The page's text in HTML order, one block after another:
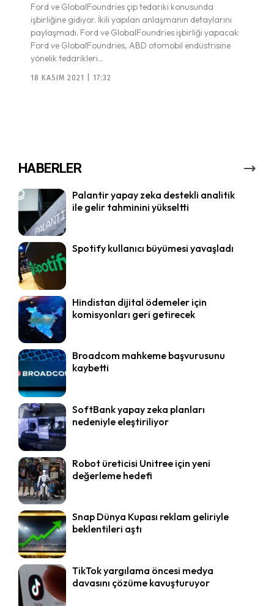
Ford ve GlobalFoundries çip tedariki konusunda
işbirliğine gidiyor. İkili yapılan anlaşmanın detaylarını
paylaşmadı. Ford ve GlobalFoundries işbirliği yapacak
Ford ve GlobalFoundries, ABD otomobil endüstrisine
yönelik tedarikleri...
18 KASIM 2021 | 17:32
HABERLER
Palantir yapay zeka destekli analitik
ile gelir tahminini yükseltti
Spotify kullanıcı büyümesi yavaşladı
Hindistan dijital ödemeler için
komisyonları geri getirecek
Broadcom mahkeme başvurusunu
kaybetti
SoftBank yapay zeka planları
nedeniyle eleştiriliyor
Robot üreticisi Unitree için yeni
değerleme hedefi
Snap Dünya Kupası reklam geliriyle
beklentileri aştı
TikTok yargılama öncesi medya
davasını çözüme kavuşturuyor